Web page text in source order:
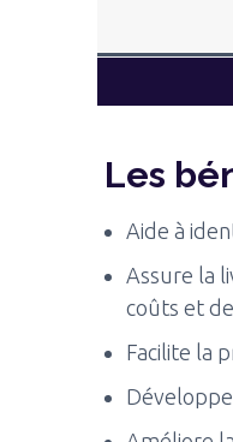
Les
Aide à
Assure la
coûts et
Facilite la